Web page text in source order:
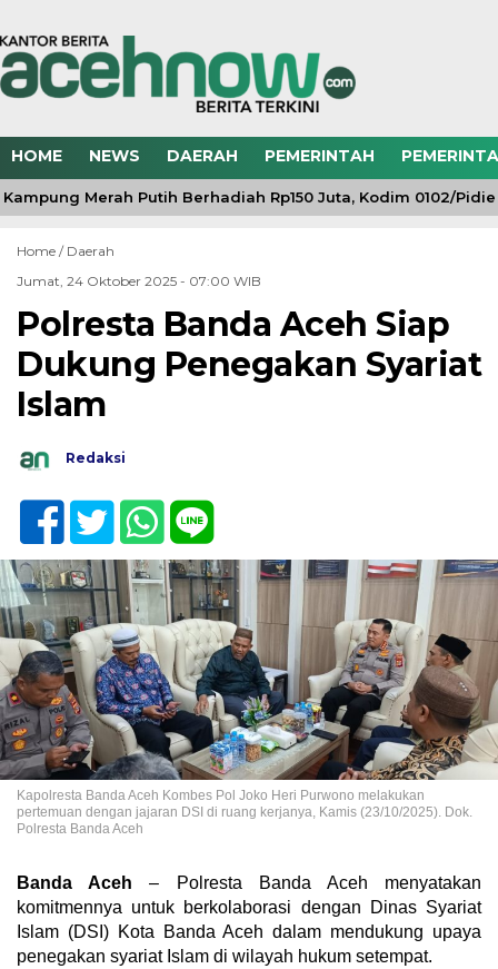
HOME NEWS DAERAH PEMERINTAH
Merah Putih Berhadiah Rp150 Juta, Kodim 0102/Pidie
Home / Daerah
Jumat, 24 Oktober 2025 - 07:00 WIB
Polresta Banda Aceh Siap
Dukung Penegakan Syariat
Islam
Redaksi
Kapolresta Banda Aceh Kombes Pol Joko Heri Purwono melakukan
pertemuan dengan jajaran DSI di ruang kerjanya, Kamis (23/10/2025). Dok.
Polresta Banda Aceh
Banda Aceh – Polresta Banda Aceh menyatakan
komitmennya untuk berkolaborasi dengan Dinas Syariat
Islam (DSI) Kota Banda Aceh dalam mendukung upaya
penegakan syariat Islam di wilayah hukum setempat.